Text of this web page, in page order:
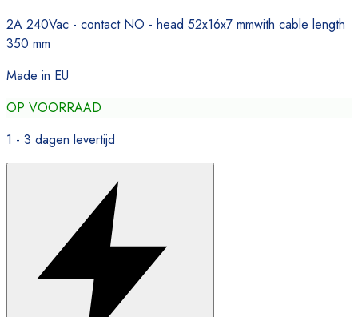
2A 240Vac - contact NO - head 52x16x7 mmwith cable length
350 mm
Made in EU
OP VOORRAAD
1 - 3 dagen levertijd